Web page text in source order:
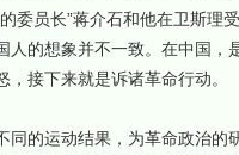
委员长”蒋介石和他在卫斯理
人的想象并不一致。在中国
接下来就是诉诸革命行动。
的运动结果，为革命政治的